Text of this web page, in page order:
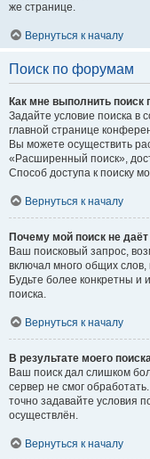
же странице.
Вернуться к началу
Поиск по форумам
Как мне выполнить
Задайте условие поиска в
главной странице
Вы можете осуществить
«Расширенный поиск»,
Способ доступа к поиску
Вернуться к началу
Почему мой поиск не даёт
Ваш поисковый запрос,
включал много общих
Будьте более конкретны и
поиска.
Вернуться к началу
В результате моего
Ваш поиск дал слишком
сервер не смог
точно задавайте условия
осуществлён.
Вернуться к началу